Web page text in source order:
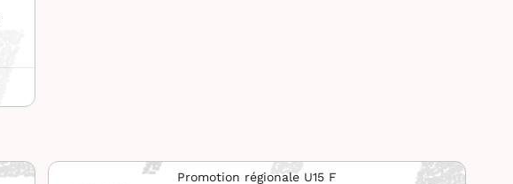
Promotion régionale U15 F